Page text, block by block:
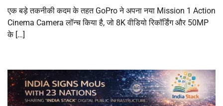
एक बड़े तकनीकी कदम के तहत GoPro ने अपना नया Mission 1 Action
Cinema Camera लॉन्च किया है, जो 8K वीडियो रिकॉर्डिंग और 50MP
के […]